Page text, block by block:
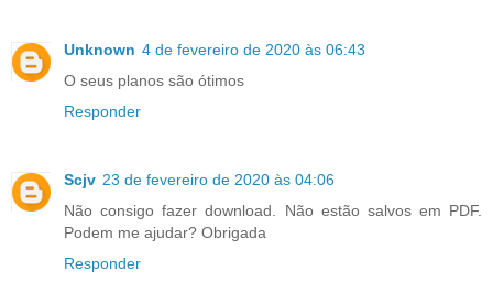
Unknown 4 de fevereiro de 2020 às 06:43
O seus planos são ótimos
Responder
Scjv 23 de fevereiro de 2020 às 04:06
Não consigo fazer download. Não estão salvos em PDF.
Podem me ajudar? Obrigada
Responder